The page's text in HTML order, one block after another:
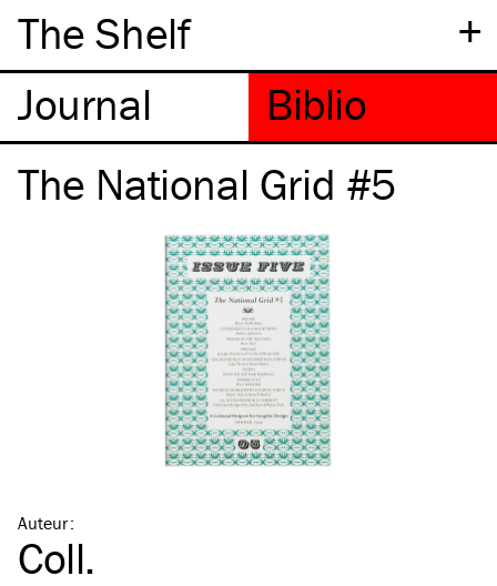
+
The Shelf
The National Grid #5
Auteur:
Coll.